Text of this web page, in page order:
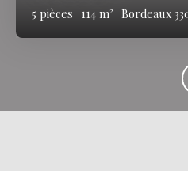
5 pièces 114 m² Bordeaux